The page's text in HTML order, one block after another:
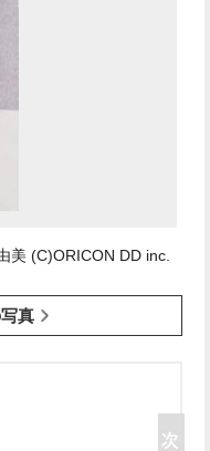
美 (C)ORICON DD inc.
真